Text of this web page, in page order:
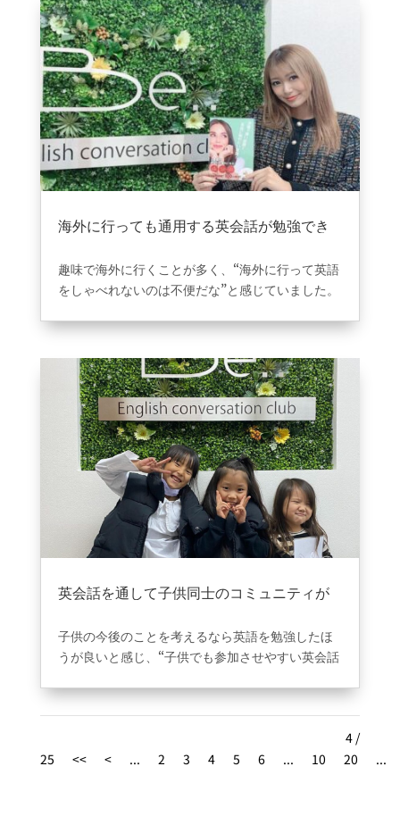
日本語も話せるネイティブな先生もいますので是非！
海外に行っても通用する英会話が勉強でき
趣味で海外に行くことが多く、“海外に行って英語
をしゃべれないのは不便だな”と感じていました。
偶然見つけたbe..englishの無料体験に参加しまし
講師の方の中には留学エージェントの仕事をして
いた方がいたので、いろんな国の状況など聞くこ
とができ、スクール内では会話中心のレッスンの
カンバセーションクラブもあるので友達とカフェ
に行っている感覚で楽しく英語をしゃべる経験を
詰めました。
通い放題ということもあり入会してからは、週3日
以上スクールに通い英語に触れる機会が多くなっ
たので、日常で使う英会話はスラスラとしゃべれ
るようになりました。
英会話を通して子供同士のコミュニティが
子供の今後のことを考えるなら英語を勉強したほ
うが良いと感じ、“子供でも参加させやすい英会話
Be..English心斎橋に入会させようと思った決めて
は、無料体験の時に同年代の子供達が楽しそうに
今では子供から“いつBe..Englishに行くの？”と言
4 /
25
<< < ... 2 3 4 5 6 ... 10 20 ...